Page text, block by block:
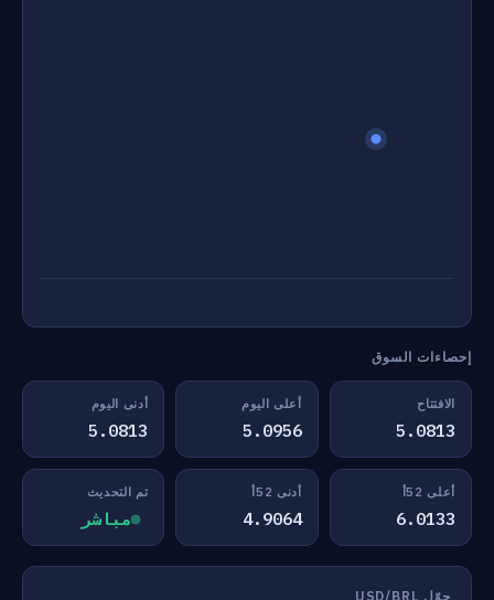
إحصاءات السوق
الافتتاح
5.0813
أعلى اليوم
5.0956
أدنى اليوم
5.0813
أعلى 52أ
6.0133
أدنى 52أ
4.9064
تم التحديث
مباشر
حوّل USD/BRL